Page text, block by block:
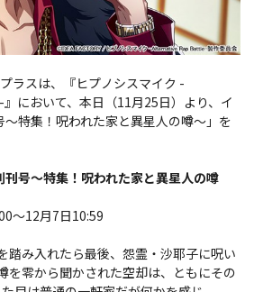
ラスは、『ヒプノシスマイク -
において、本日（11月25日）より、イ
特集！呪われた家と異星人の噂～」を
号～特集！呪われた家と異星人の噂
～12月7日10:59
を踏み入れたら最後、怨霊・沙耶子に呪い
を零から聞かされた空却は、ともにその